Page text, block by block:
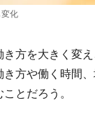
化
き方を大きく変
き方や働く時間
とだろう。